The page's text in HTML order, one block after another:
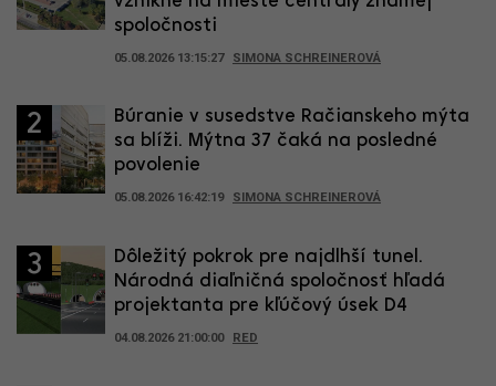
spoločnosti
05.08.2026 13:15:27 SIMONA SCHREINEROVÁ
2
Búranie v susedstve Račianskeho mýta
sa blíži. Mýtna 37 čaká na posledné
povolenie
05.08.2026 16:42:19 SIMONA SCHREINEROVÁ
3
Dôležitý pokrok pre najdlhší tunel.
Národná diaľničná spoločnosť hľadá
projektanta pre kľúčový úsek D4
04.08.2026 21:00:00 RED